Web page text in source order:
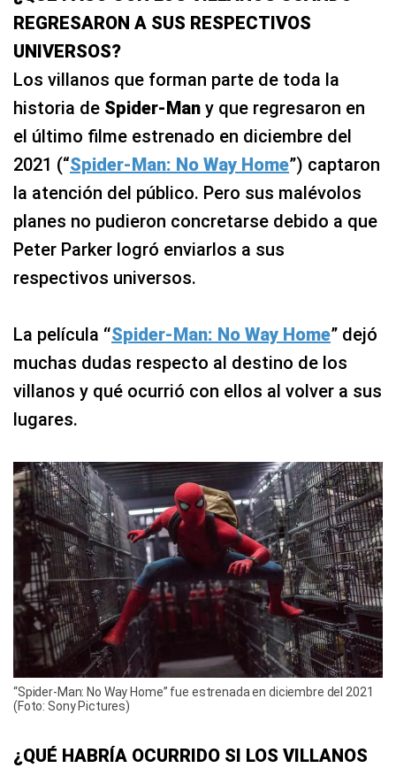
REGRESARON A SUS RESPECTIVOS
UNIVERSOS?
Los villanos que forman parte de toda la
historia de Spider-Man y que regresaron en
el último filme estrenado en diciembre del
2021 (“Spider-Man: No Way Home”) captaron
la atención del público. Pero sus malévolos
planes no pudieron concretarse debido a que
Peter Parker logró enviarlos a sus
respectivos universos.
La película “Spider-Man: No Way Home” dejó
muchas dudas respecto al destino de los
villanos y qué ocurrió con ellos al volver a sus
lugares.
“Spider-Man: No Way Home” fue estrenada en diciembre del 2021
(Foto: Sony Pictures)
¿QUÉ HABRÍA OCURRIDO SI LOS VILLANOS